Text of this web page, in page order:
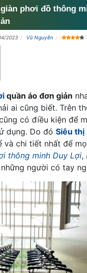
phơi đồ thông
2023 Vũ Nguyễn
quần áo đơn giản
ai cũng biết. Trên
có điều kiện để
dụng. Do đó Siêu thị
và chi tiết nhất để
thông minh Duy Lợi,
người có tay